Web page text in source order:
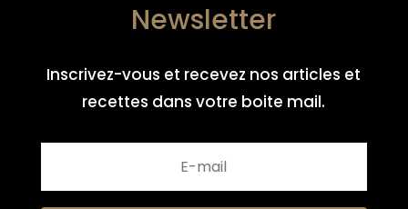
Newsletter
Inscrivez-vous et recevez nos articles et
recettes dans votre boite mail.